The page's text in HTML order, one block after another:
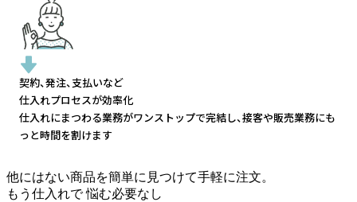
契約、発注、支払いなど
仕入れプロセスが効率化
仕入れにまつわる業務がワンストップで完結し、接客や販売業務にも
っと時間を割けます
他にはない商品を簡単に見つけて手軽に注文。
もう仕入れで悩む必要なし